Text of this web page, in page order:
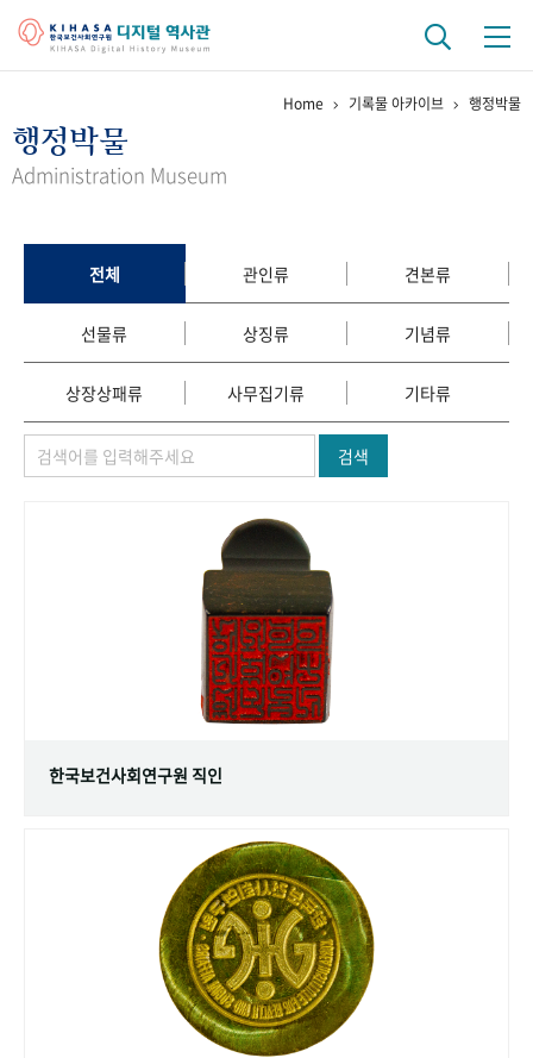
걸어온 길 기관 변천사
정책과 연구 키워드로 보는 연구 역사
연구자들
간행물 변천사
기록물 아카이브
사진 아카이브 문서 기록물 행정박물 영상 기록물
숫자로 보는 50년 50+1
Home 기록물 아카이브 행정박물
행정박물
Administration Museum
전체 관인류 견본류
선물류 상징류 기념류
상장상패류 사무집기류 기타류
검색
한국보건사회연구원 직인